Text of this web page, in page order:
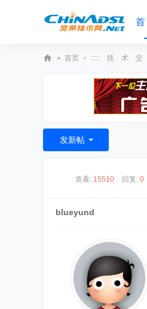
术
» 首页 › ::::: 技 术 交
发新帖
查看: 15510 回复: 0
blueyund